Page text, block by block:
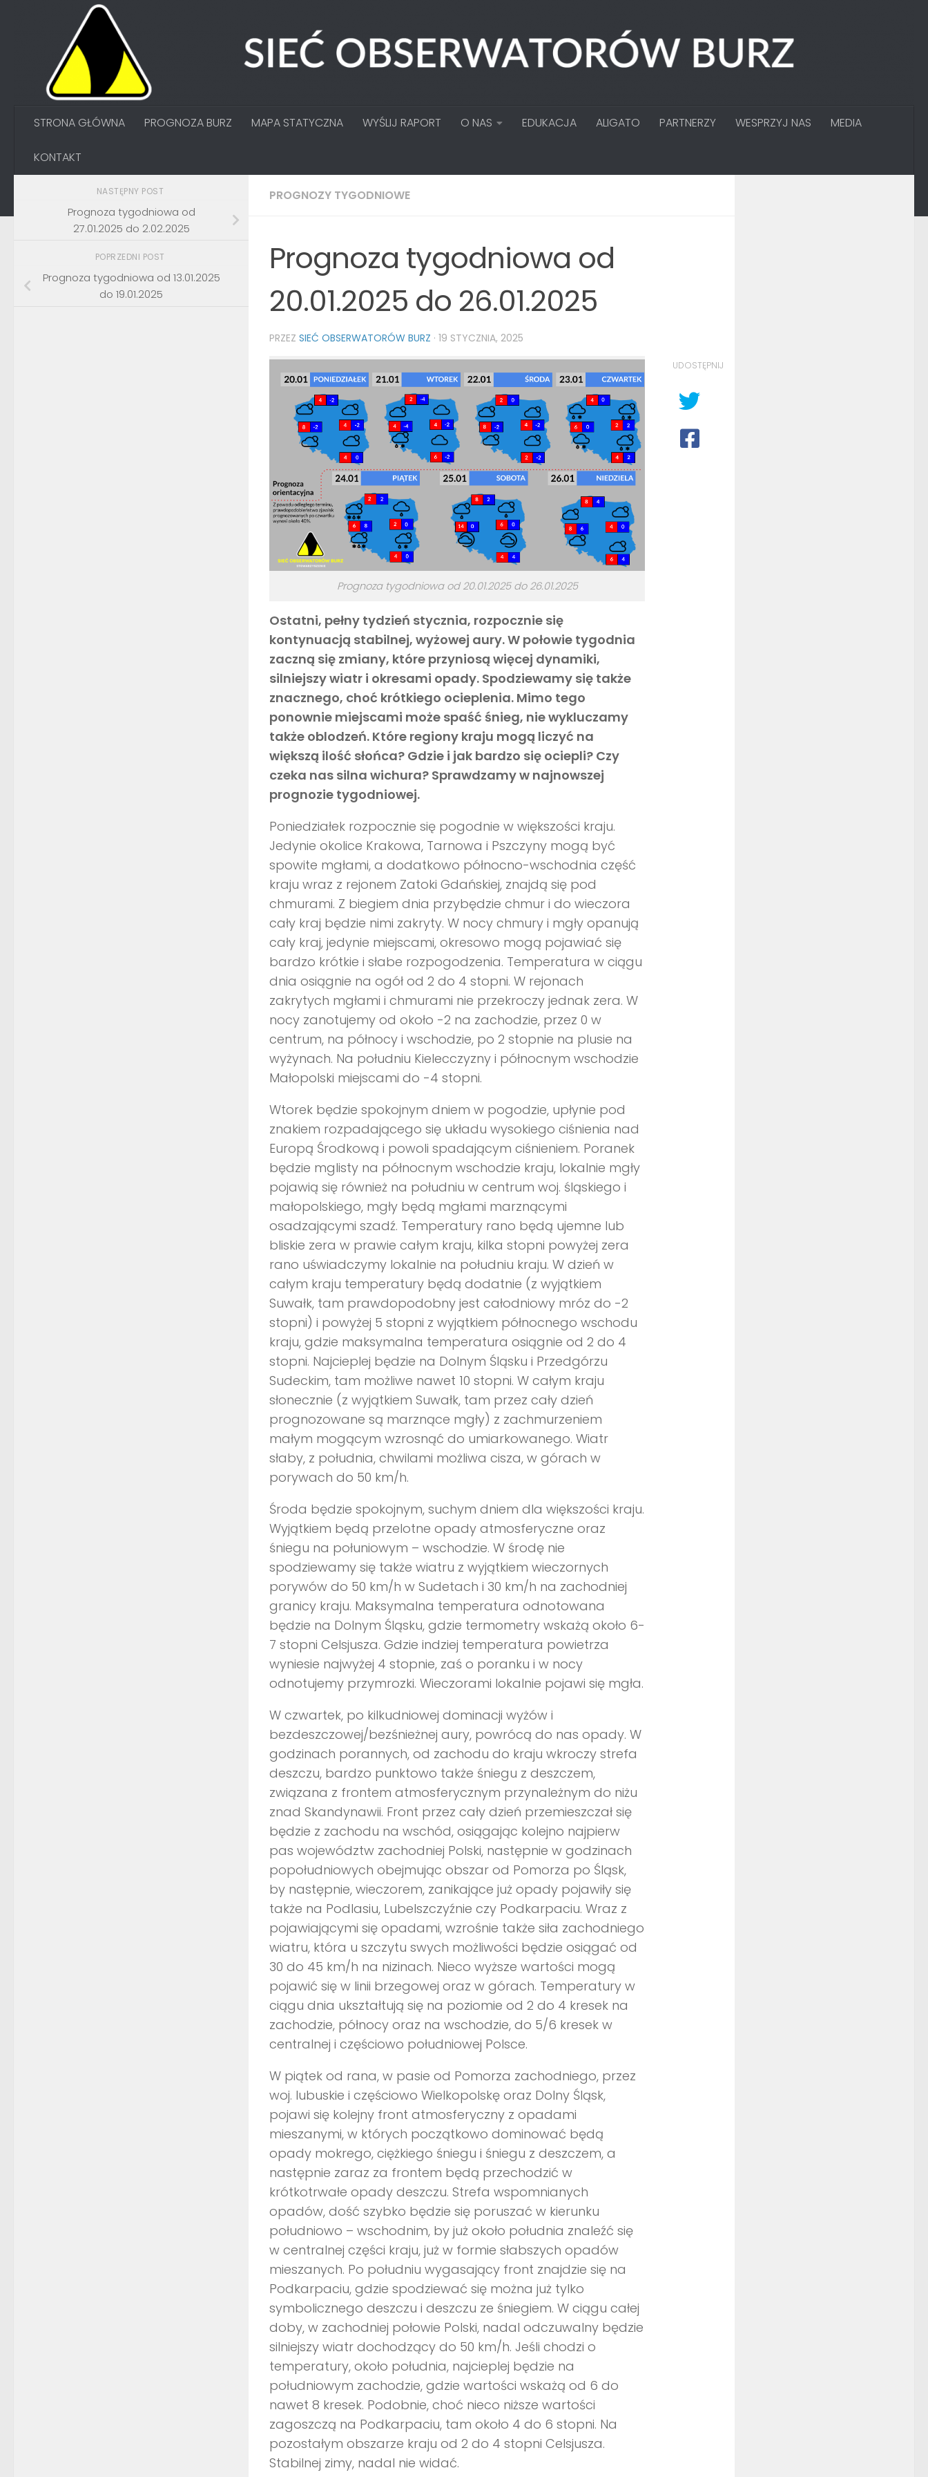
Przejdź do treści
STRONA GŁÓWNA PROGNOZA BURZ MAPA STATYCZNA WYŚLIJ RAPORT O NAS EDUKACJA ALIGATO PARTNERZY WESPRZYJ NAS MEDIA
KONTAKT
PROGNOZY TYGODNIOWE
Prognoza tygodniowa od
20.01.2025 do 26.01.2025
PRZEZ SIEĆ OBSERWATORÓW BURZ · 19 STYCZNIA, 2025
Prognoza tygodniowa od 20.01.2025 do 26.01.2025
Ostatni, pełny tydzień stycznia, rozpocznie się
kontynuacją stabilnej, wyżowej aury. W połowie tygodnia
zaczną się zmiany, które przyniosą więcej dynamiki,
silniejszy wiatr i okresami opady. Spodziewamy się także
znacznego, choć krótkiego ocieplenia. Mimo tego
ponownie miejscami może spaść śnieg, nie wykluczamy
także oblodzeń. Które regiony kraju mogą liczyć na
większą ilość słońca? Gdzie i jak bardzo się ociepli? Czy
czeka nas silna wichura? Sprawdzamy w najnowszej
prognozie tygodniowej.
Poniedziałek rozpocznie się pogodnie w większości kraju.
Jedynie okolice Krakowa, Tarnowa i Pszczyny mogą być
spowite mgłami, a dodatkowo północno-wschodnia część
kraju wraz z rejonem Zatoki Gdańskiej, znajdą się pod
chmurami. Z biegiem dnia przybędzie chmur i do wieczora
cały kraj będzie nimi zakryty. W nocy chmury i mgły opanują
cały kraj, jedynie miejscami, okresowo mogą pojawiać się
bardzo krótkie i słabe rozpogodzenia. Temperatura w ciągu
dnia osiągnie na ogół od 2 do 4 stopni. W rejonach
zakrytych mgłami i chmurami nie przekroczy jednak zera. W
nocy zanotujemy od około -2 na zachodzie, przez 0 w
centrum, na północy i wschodzie, po 2 stopnie na plusie na
wyżynach. Na południu Kielecczyzny i północnym wschodzie
Małopolski miejscami do -4 stopni.
Wtorek będzie spokojnym dniem w pogodzie, upłynie pod
znakiem rozpadającego się układu wysokiego ciśnienia nad
Europą Środkową i powoli spadającym ciśnieniem. Poranek
będzie mglisty na północnym wschodzie kraju, lokalnie mgły
pojawią się również na południu w centrum woj. śląskiego i
małopolskiego, mgły będą mgłami marznącymi
osadzającymi szadź. Temperatury rano będą ujemne lub
bliskie zera w prawie całym kraju, kilka stopni powyżej zera
rano uświadczymy lokalnie na południu kraju. W dzień w
całym kraju temperatury będą dodatnie (z wyjątkiem
Suwałk, tam prawdopodobny jest całodniowy mróz do -2
stopni) i powyżej 5 stopni z wyjątkiem północnego wschodu
kraju, gdzie maksymalna temperatura osiągnie od 2 do 4
stopni. Najcieplej będzie na Dolnym Śląsku i Przedgórzu
Sudeckim, tam możliwe nawet 10 stopni. W całym kraju
słonecznie (z wyjątkiem Suwałk, tam przez cały dzień
prognozowane są marznące mgły) z zachmurzeniem
małym mogącym wzrosnąć do umiarkowanego. Wiatr
słaby, z południa, chwilami możliwa cisza, w górach w
porywach do 50 km/h.
Środa będzie spokojnym, suchym dniem dla większości kraju.
Wyjątkiem będą przelotne opady atmosferyczne oraz
śniegu na połuniowym – wschodzie. W środę nie
spodziewamy się także wiatru z wyjątkiem wieczornych
porywów do 50 km/h w Sudetach i 30 km/h na zachodniej
granicy kraju. Maksymalna temperatura odnotowana
będzie na Dolnym Śląsku, gdzie termometry wskażą około 6-
7 stopni Celsjusza. Gdzie indziej temperatura powietrza
wyniesie najwyżej 4 stopnie, zaś o poranku i w nocy
odnotujemy przymrozki. Wieczorami lokalnie pojawi się mgła.
W czwartek, po kilkudniowej dominacji wyżów i
bezdeszczowej/bezśnieżnej aury, powrócą do nas opady. W
godzinach porannych, od zachodu do kraju wkroczy strefa
deszczu, bardzo punktowo także śniegu z deszczem,
związana z frontem atmosferycznym przynależnym do niżu
znad Skandynawii. Front przez cały dzień przemieszczał się
będzie z zachodu na wschód, osiągając kolejno najpierw
pas województw zachodniej Polski, następnie w godzinach
popołudniowych obejmując obszar od Pomorza po Śląsk,
by następnie, wieczorem, zanikające już opady pojawiły się
także na Podlasiu, Lubelszczyźnie czy Podkarpaciu. Wraz z
pojawiającymi się opadami, wzrośnie także siła zachodniego
wiatru, która u szczytu swych możliwości będzie osiągać od
30 do 45 km/h na nizinach. Nieco wyższe wartości mogą
pojawić się w linii brzegowej oraz w górach. Temperatury w
ciągu dnia ukształtują się na poziomie od 2 do 4 kresek na
zachodzie, północy oraz na wschodzie, do 5/6 kresek w
centralnej i częściowo południowej Polsce.
W piątek od rana, w pasie od Pomorza zachodniego, przez
woj. lubuskie i częściowo Wielkopolskę oraz Dolny Śląsk,
pojawi się kolejny front atmosferyczny z opadami
mieszanymi, w których początkowo dominować będą
opady mokrego, ciężkiego śniegu i śniegu z deszczem, a
następnie zaraz za frontem będą przechodzić w
krótkotrwałe opady deszczu. Strefa wspomnianych
opadów, dość szybko będzie się poruszać w kierunku
południowo – wschodnim, by już około południa znaleźć się
w centralnej części kraju, już w formie słabszych opadów
mieszanych. Po południu wygasający front znajdzie się na
Podkarpaciu, gdzie spodziewać się można już tylko
symbolicznego deszczu i deszczu ze śniegiem. W ciągu całej
doby, w zachodniej połowie Polski, nadal odczuwalny będzie
silniejszy wiatr dochodzący do 50 km/h. Jeśli chodzi o
temperatury, około południa, najcieplej będzie na
południowym zachodzie, gdzie wartości wskażą od 6 do
nawet 8 kresek. Podobnie, choć nieco niższe wartości
zagoszczą na Podkarpaciu, tam około 4 do 6 stopni. Na
pozostałym obszarze kraju od 2 do 4 stopni Celsjusza.
Stabilnej zimy, nadal nie widać.
UDOSTĘPNIJ
NASTĘPNY POST
Prognoza tygodniowa od
27.01.2025 do 2.02.2025
POPRZEDNI POST
Prognoza tygodniowa od 13.01.2025
do 19.01.2025